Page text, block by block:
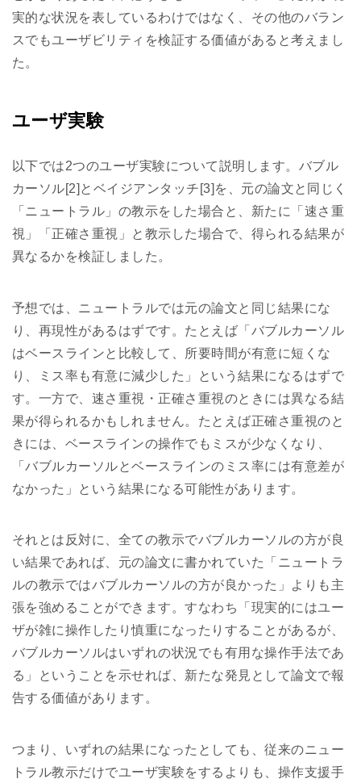
実的な状況を表しているわけではなく、その他のバラン
スでもユーザビリティを検証する価値があると考えまし
た。
ユーザ実験
以下では2つのユーザ実験について説明します。バブル
カーソル[2]とベイジアンタッチ[3]を、元の論文と同じく
「ニュートラル」の教示をした場合と、新たに「速さ重
視」「正確さ重視」と教示した場合で、得られる結果が
異なるかを検証しました。
予想では、ニュートラルでは元の論文と同じ結果にな
り、再現性があるはずです。たとえば「バブルカーソル
はベースラインと比較して、所要時間が有意に短くな
り、ミス率も有意に減少した」という結果になるはずで
す。一方で、速さ重視・正確さ重視のときには異なる結
果が得られるかもしれません。たとえば正確さ重視のと
きには、ベースラインの操作でもミスが少なくなり、
「バブルカーソルとベースラインのミス率には有意差が
なかった」という結果になる可能性があります。
それとは反対に、全ての教示でバブルカーソルの方が良
い結果であれば、元の論文に書かれていた「ニュートラ
ルの教示ではバブルカーソルの方が良かった」よりも主
張を強めることができます。すなわち「現実的にはユー
ザが雑に操作したり慎重になったりすることがあるが、
バブルカーソルはいずれの状況でも有用な操作手法であ
る」ということを示せれば、新たな発見として論文で報
告する価値があります。
つまり、いずれの結果になったとしても、従来のニュー
トラル教示だけでユーザ実験をするよりも、操作支援手